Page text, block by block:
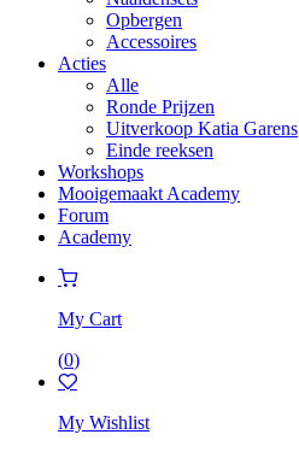
Opbergen
Accessoires
Acties
Alle
Ronde Prijzen
Uitverkoop Katia Garens
Einde reeksen
Workshops
Mooigemaakt Academy
Forum
Academy
My Cart
(0)
My Wishlist